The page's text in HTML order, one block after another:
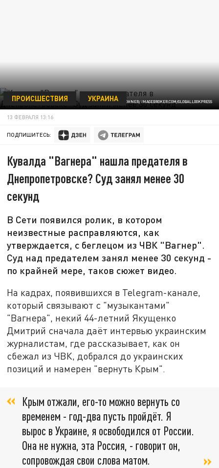
© REINHARD ROHNER/ IMAGEBROKER.COM/GLOBALLOOKPRESS
ПРОИСШЕСТВИЯ УКРАИНА
13 ФЕВРАЛЯ 13:16
ПОДПИШИТЕСЬ:
Кувалда "Вагнера" нашла предателя в
Днепропетровске? Суд занял менее 30
секунд
В Сети появился ролик, в котором
неизвестные расправляются, как
утверждается, с беглецом из ЧВК "Вагнер".
Суд над предателем занял менее 30 секунд -
по крайней мере, таков сюжет видео.
На кадрах, появившихся в Telegram-канале,
который связывают с "музыкантами"
"Вагнера", некий 44-летний Якущенко
Дмитрий сначала даёт интервью украинским
журналистам, где рассказывает, как он
сбежал из ЧВК, добрался до украинских
позиций и намерен "вернуть Крым".
Крым отжали, его-то можно вернуть со
временем - год-два пусть пройдёт. Я
вырос в Украине, я освободился от России.
Она не нужна, эта Россия, - говорит он,
сопровождая свои слова матом.